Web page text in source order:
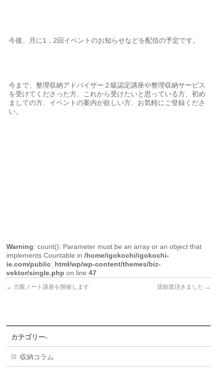
今後、月に1，2回イベントのお知らせなどを配信の予定です。
今まで、整理収納アドバイザー２級認定講座や整理収納サービス
を受けてくださった方、これから受けたいと思っている方、初め
ましての方、イベントの案内が欲しい方、お気軽にご登録くださ
い。
Warning: count(): Parameter must be an array or an object that
implements Countable in/home/igokochi/igokochi-
ie.com/public_html/wp/wp-content/themes/biz-
vektor/single.php on line47
← 方眼ノート講座を開催します 奨励賞頂きました →
カテゴリー-
収納コラム